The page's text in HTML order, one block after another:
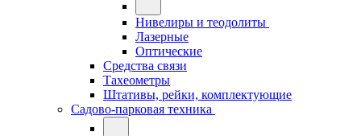
Нивелиры и теодолиты
Лазерные
Оптические
Средства связи
Тахеометры
Штативы, рейки, комплектующие
Садово-парковая техника